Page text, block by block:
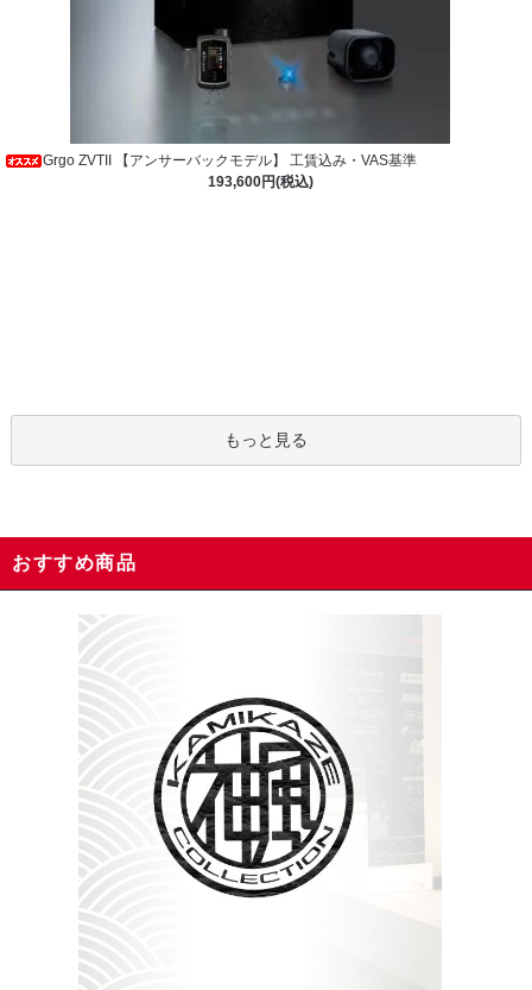
Grgo ZVTII 【アンサーバックモデル】 工賃込み・VAS基準
193,600円(税込)
もっと見る
おすすめ商品